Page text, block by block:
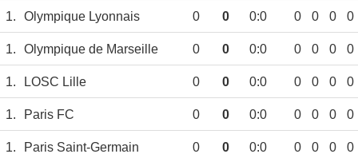
1. Olympique Lyonnais 0 0 0:0 0 0 0 0
1. Olympique de Marseille 0 0 0:0 0 0 0 0
1. LOSC Lille 0 0 0:0 0 0 0 0
1. Paris FC 0 0 0:0 0 0 0 0
1. Paris Saint-Germain 0 0 0:0 0 0 0 0